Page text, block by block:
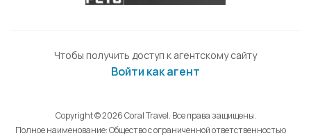
Чтобы получить доступ к агентскому сайту
Войти как агент
Copyright © 2026 Coral Travel. Все права защищены.
Полное наименование: Общество с ограниченной ответственностью